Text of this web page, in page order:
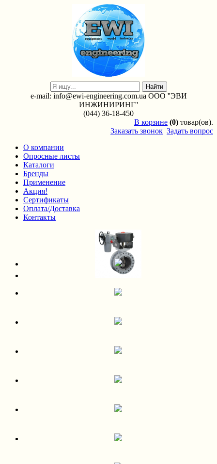
e-mail: info@ewi-engineering.com.ua ООО ''ЭВИ
ИНЖИНИРИНГ''
(044) 36-18-450
В корзине (0) товар(ов).
Заказать звонок Задать вопрос
О компании
Опросные листы
Каталоги
Бренды
Применение
Акция!
Сертификаты
Оплата/Доставка
Контакты